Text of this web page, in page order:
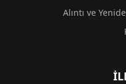
Alıntı ve